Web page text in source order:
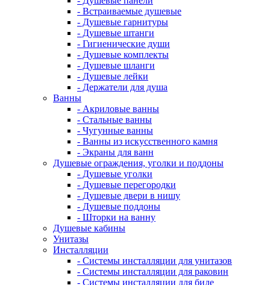
- Встраиваемые душевые
- Душевые гарнитуры
- Душевые штанги
- Гигиенические души
- Душевые комплекты
- Душевые шланги
- Душевые лейки
- Держатели для душа
Ванны
- Акриловые ванны
- Стальные ванны
- Чугунные ванны
- Ванны из искусственного камня
- Экраны для ванн
Душевые ограждения, уголки и поддоны
- Душевые уголки
- Душевые перегородки
- Душевые двери в нишу
- Душевые поддоны
- Шторки на ванну
Душевые кабины
Унитазы
Инсталляции
- Системы инсталляции для унитазов
- Системы инсталляции для раковин
- Системы инсталляции для биде